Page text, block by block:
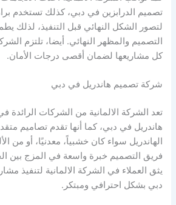
تصميم الدرابزين في دبي، كذلك تستخدم
لتصور الشكل النهائي قبل التنفيذ، لذلك
التصميم والمظهر النهائي. أيضا، تلتزم
كل مشاريعها لضمان أقصى درجات الأمان.
شركة تصميم هاندريل في دبي
تعد الشركة الالمانية من الشركات
هاندريل في دبي، كما أنها تقدم تصاميم
الهاندريل سواء كان خشبياً، معدنيًا، أو من
فريق التصميم خبرة واسعة في المزج بين
يثق العملاء في الشركة الالمانية لتنفيذ
دبي بشكل احترافي ومبتكر.